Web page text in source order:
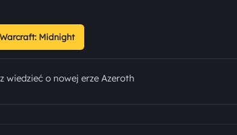
Midnight
wiedzieć o nowej erze Azeroth